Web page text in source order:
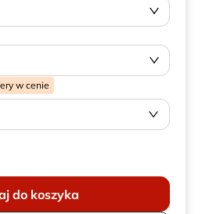
w cenie
do koszyka